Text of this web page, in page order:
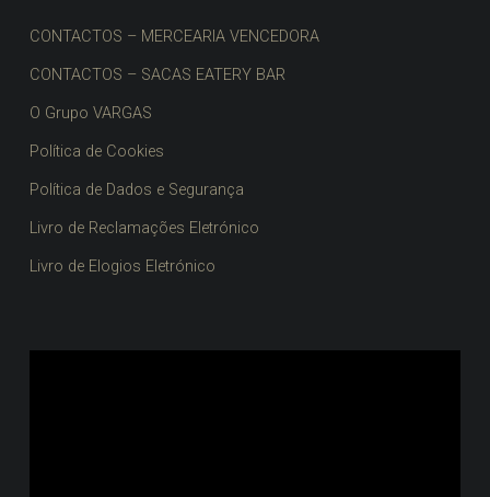
CONTACTOS – MERCEARIA VENCEDORA
CONTACTOS – SACAS EATERY BAR
O Grupo VARGAS
Política de Cookies
Política de Dados e Segurança
Livro de Reclamações Eletrónico
Livro de Elogios Eletrónico